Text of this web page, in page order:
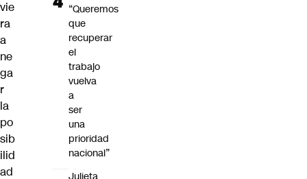
vie
ra
a
ne
ga
r
la
po
sib
ilid
ad
“Queremos
que
recuperar
el
trabajo
vuelva
a
ser
una
prioridad
nacional”
Julieta